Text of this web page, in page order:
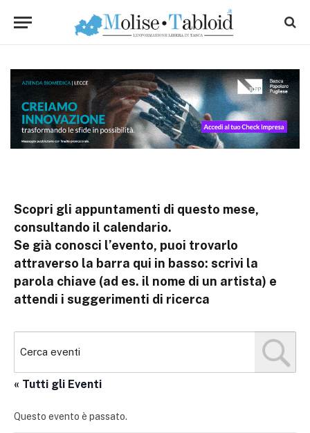
Scopri gli appuntamenti di questo mese,
consultando il calendario.
Se già conosci l’evento, puoi trovarlo
attraverso la barra qui in basso: scrivi la
parola chiave (ad es. il nome di un artista) e
attendi i suggerimenti di ricerca
« Tutti gli Eventi
Questo evento è passato.